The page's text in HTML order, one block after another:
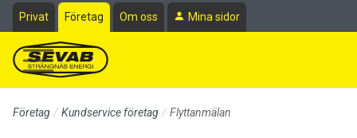
Till sidans huvudinnehåll
Privat Företag Om oss Mina sidor
Företag Kundservice företag Flyttanmälan